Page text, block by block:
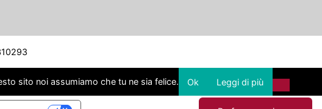
sito noi assumiamo che tu ne sia felice. Ok Leggi di più